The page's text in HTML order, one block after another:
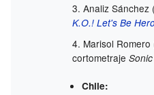
Analiz
K.O.! Let's Be
Marisol Romero
cortometraje
Chile: